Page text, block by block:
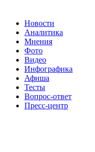
Новости
Аналитика
Мнения
Фото
Видео
Инфографика
Афиша
Тесты
Вопрос-ответ
Пресс-центр